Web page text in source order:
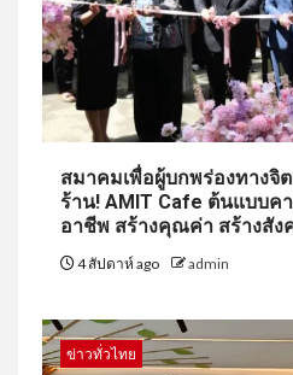
สมาคมเพื่อผู้บกพร่องทางจิ
ร้าน! AMIT Cafe ต้นแบบค
อาชีพ สร้างคุณค่า สร้างสัง
4 สัปดาห์ ago admin
ข่าวทั่วไทย